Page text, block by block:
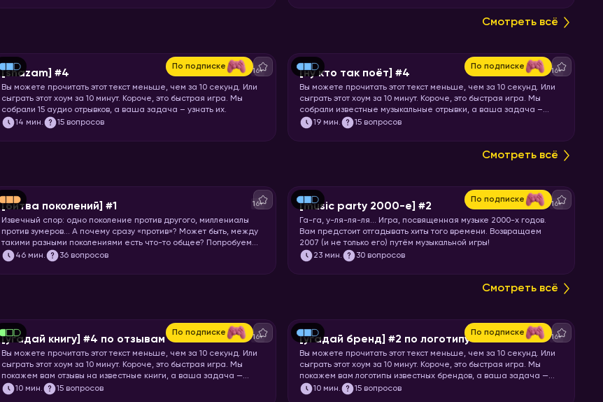
Смотреть всё
По подписке
[shazam] #4 16+
Вы можете прочитать этот текст меньше, чем за 10 секунд. Или
сыграть этот хоум за 10 минут. Короче, это быстрая игра. Мы
собрали 15 аудио отрывков, а ваша задача – узнать их.
14 мин. 15 вопросов
По подписке
[ну кто так поёт] #4 16+
Вы можете прочитать этот текст меньше, чем за 10 секунд. Или
сыграть этот хоум за 10 минут. Короче, это быстрая игра. Мы
собрали известные музыкальные отрывки, а ваша задача –
угадать исполнителя или группу.
19 мин. 15 вопросов
Смотреть всё
[битва поколений] #1 16+
Извечный спор: одно поколение против другого, миллениалы
против зумеров… А почему сразу «против»? Может быть, между
такими разными поколениями есть что-то общее? Попробуем
понять друг друга и поностальгируем по символам нескольких
46мин. 36 вопросов
По подписке
[music party 2000-е] #2 16+
Га-га, у-ля-ля-ля… Игра, посвященная музыке 2000-х годов.
Вам предстоит отгадывать хиты того времени. Возвращаем
2007 (и не только его) путём музыкальной игры!
23 мин. 30 вопросов
Смотреть всё
По подписке
[угадай книгу] #4 по отзывам 16+
Вы можете прочитать этот текст меньше, чем за 10 секунд. Или
сыграть этот хоум за 10 минут. Короче, это быстрая игра. Мы
покажем вам отзывы на известные книги, а ваша задача —
угадать, что это за книга.
10мин. 15 вопросов
По подписке
[угадай бренд] #2 по логотипу 16+
Вы можете прочитать этот текст меньше, чем за 10 секунд. Или
сыграть этот хоум за 10 минут. Короче, это быстрая игра. Мы
покажем вам логотипы известных брендов, а ваша задача —
угадать бренд.
10 мин. 15 вопросов